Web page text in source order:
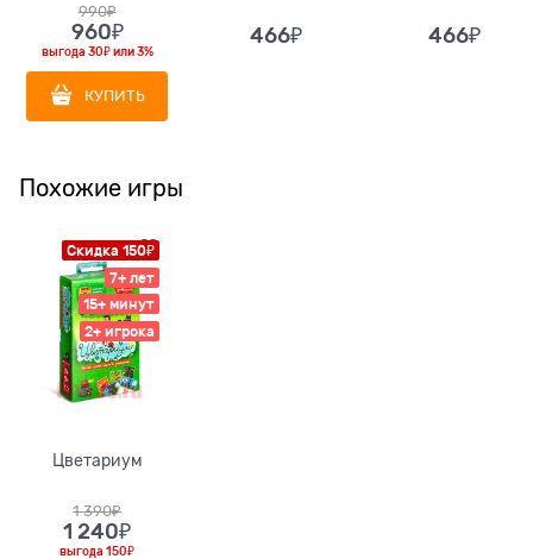
990₽
960₽
выгода 30₽или3%
КУПИТЬ
466₽ 466₽
Похожие игры
Скидка 150₽
7+ лет
15+ минут
2+ игрока
Цветариум
1 390₽
1 240₽
выгода150₽